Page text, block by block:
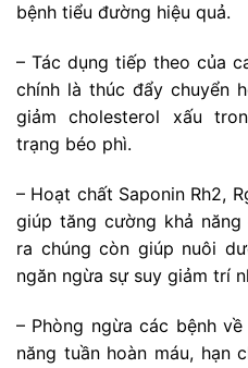
bệnh tiểu đường hiệu quả.
– Tác dụng tiếp theo của
chính là thúc đẩy chuyển
giảm cholesterol xấu
trạng béo phì.
– Hoạt chất Saponin Rh2,
giúp tăng cường khả
ra chúng còn giúp nuôi
ngăn ngừa sự suy giảm trí
– Phòng ngừa các bệnh
năng tuần hoàn máu, hạn